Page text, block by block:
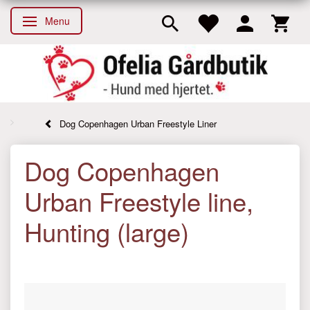
Skifte navigation
Menu
Dog Copenhagen Urban Freestyle Liner
Dog Copenhagen
Urban Freestyle line,
Hunting (large)